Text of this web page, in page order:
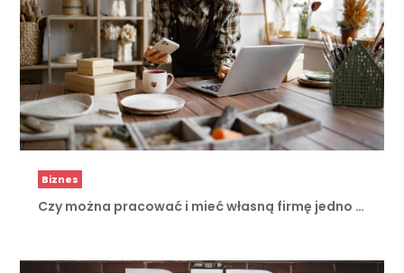
Biznes
Czy można pracować i mieć własną firmę jedno …